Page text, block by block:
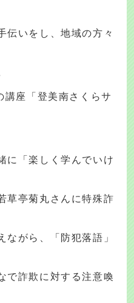
伝いをし、地域の方々
座「登美南さくらサ
に「楽しく学んでいけ
草亭菊丸さんに特殊詐
ながら、「防犯落語」
で詐欺に対する注意喚